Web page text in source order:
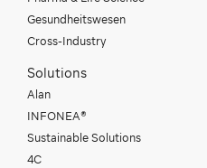
Gesundheitswesen
Cross-Industry
Solutions
Alan
INFONEA®
Sustainable Solutions
4C